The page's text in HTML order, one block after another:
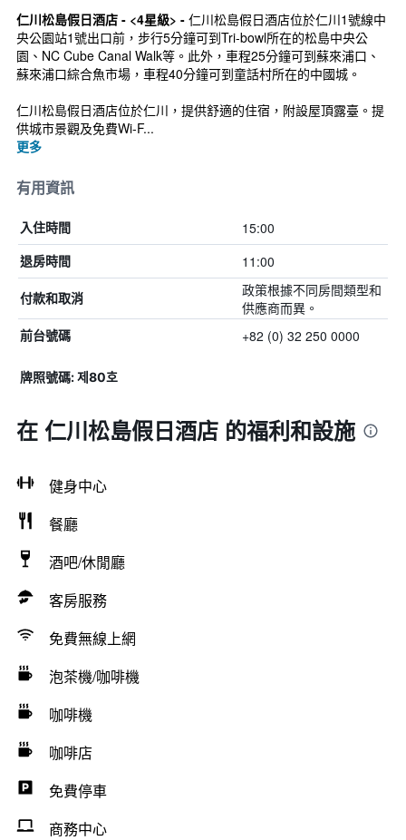
仁川松島假日酒店 - <4星級> - 仁川松島假日酒店位於仁川1號線中
央公園站1號出口前，步行5分鐘可到Tri-bowl所在的松島中央公
園、NC Cube Canal Walk等。此外，車程25分鐘可到蘇來浦口、
蘇來浦口綜合魚市場，車程40分鐘可到童話村所在的中國城。
仁川松島假日酒店位於仁川，提供舒適的住宿，附設屋頂露臺。提
供城市景觀及免費Wi-F...
更多
有用資訊
入住時間 15:00
退房時間 11:00
付款和取消
政策根據不同房間類型和
供應商而異。
前台號碼 +82 (0) 32 250 0000
牌照號碼: 제80호
在 仁川松島假日酒店 的福利和設施
健身中心
餐廳
酒吧/休閒廳
客房服務
免費無線上網
泡茶機/咖啡機
咖啡機
咖啡店
免費停車
商務中心